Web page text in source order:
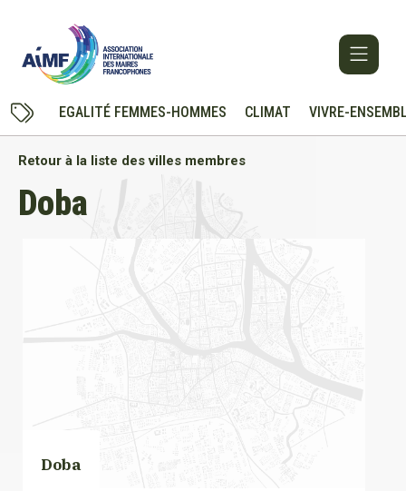
EGALITÉ FEMMES-HOMMES CLIMAT VIVRE-
Retour à la liste des villes membres
Doba
Doba